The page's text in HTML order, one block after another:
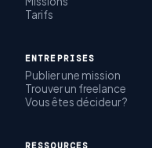
Tarifs
ENTREPRISES
Publier une mission
Trouver un freelance
Vous êtes décideur ?
RESSOURCES